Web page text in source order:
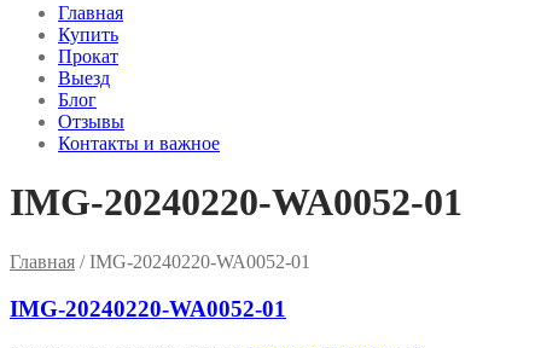
Главная
Купить
Прокат
Выезд
Блог
Отзывы
Контакты и важное
IMG-20240220-WA0052-01
Главная / IMG-20240220-WA0052-01
IMG-20240220-WA0052-01